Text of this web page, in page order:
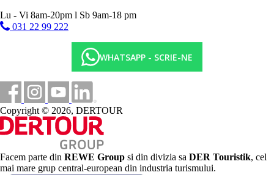
Centrul orasului
Distanta pana la plaja
Statie de autobuz
20 km
Distanta de cel mai apropiat aeroport
Plaja
Sezlonguri pe plaja contra cost
Lu - Vi 8am-20pm l Sb 9am-18 pm
031 22 99 222
WHATSAPP - SCRIE-NE
Copyright © 2026, DERTOUR
Facem parte din REWE Group si din divizia sa DER Touristik, cel
mai mare grup central-european din industria turismului.